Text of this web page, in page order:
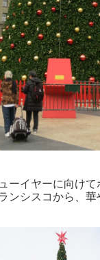
ーイヤーに向けて
ンシスコから、